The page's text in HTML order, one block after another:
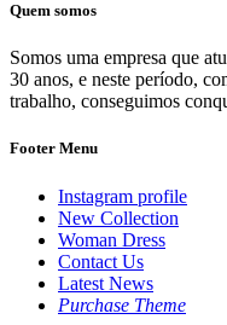
Quem somos
Somos uma empresa que
30 anos, e neste período,
trabalho, conseguimos
Footer Menu
Instagram profile
New Collection
Woman Dress
Contact Us
Latest News
Purchase Theme